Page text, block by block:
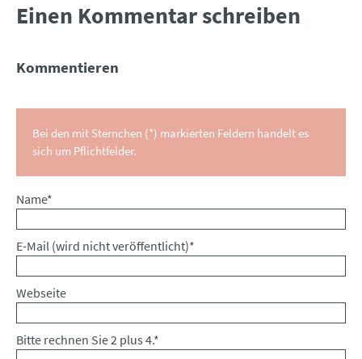
Einen Kommentar schreiben
Kommentieren
Bei den mit Sternchen (*) markierten Feldern handelt es
sich um Pflichtfelder.
Pflichtfeld
Name*
Pflichtfeld
E-Mail (wird nicht veröffentlicht)*
Webseite
Bitte rechnen Sie 2 plus 4.*